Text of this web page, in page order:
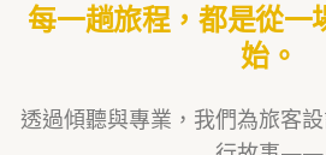
每一趟旅程，都是從一
始。
透過傾聽與專業，我們為旅客